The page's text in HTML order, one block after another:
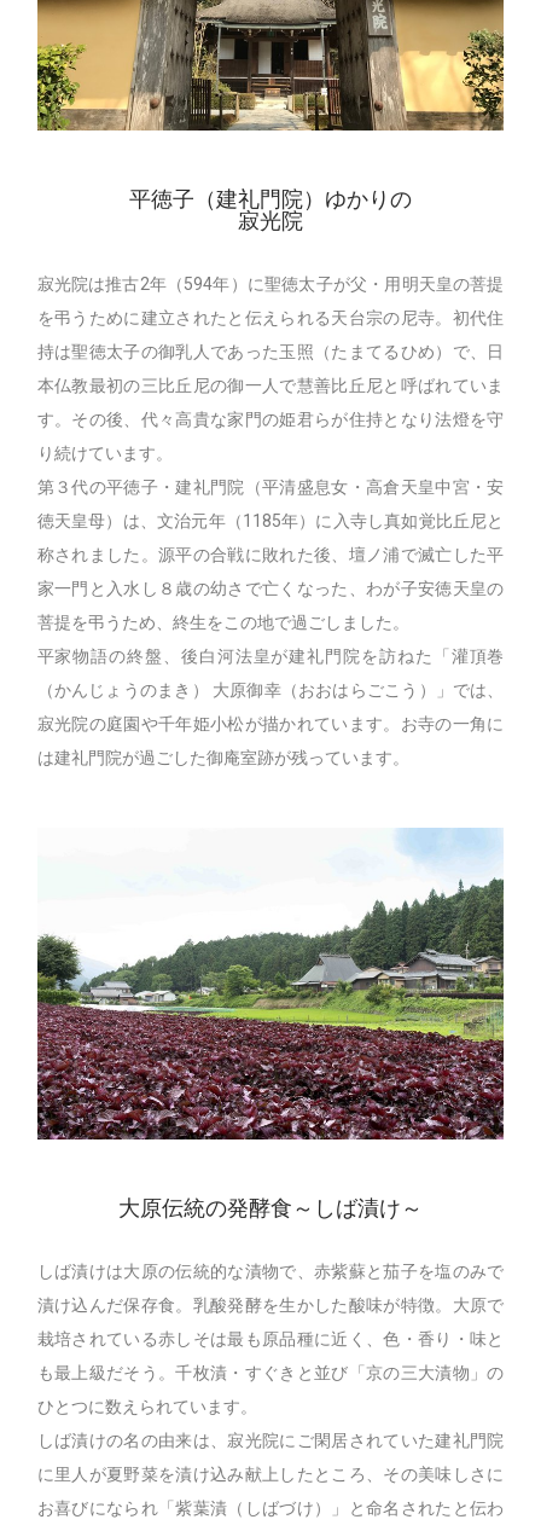
平徳子（建礼門院）ゆかりの
寂光院
寂光院は推古2年（594年）に聖徳太子が父・用明天皇の菩提
を弔うために建立されたと伝えられる天台宗の尼寺。初代住
持は聖徳太子の御乳人であった玉照（たまてるひめ）で、日
本仏教最初の三比丘尼の御一人で慧善比丘尼と呼ばれていま
す。その後、代々高貴な家門の姫君らが住持となり法燈を守
り続けています。
第３代の平徳子・建礼門院（平清盛息女・高倉天皇中宮・安
徳天皇母）は、文治元年（1185年）に入寺し真如覚比丘尼と
称されました。源平の合戦に敗れた後、壇ノ浦で滅亡した平
家一門と入水し８歳の幼さで亡くなった、わが子安徳天皇の
菩提を弔うため、終生をこの地で過ごしました。
平家物語の終盤、後白河法皇が建礼門院を訪ねた「灌頂巻
（かんじょうのまき） 大原御幸（おおはらごこう）」では、
寂光院の庭園や千年姫小松が描かれています。お寺の一角に
は建礼門院が過ごした御庵室跡が残っています。
大原伝統の発酵食～しば漬け～
しば漬けは大原の伝統的な漬物で、赤紫蘇と茄子を塩のみで
漬け込んだ保存食。乳酸発酵を生かした酸味が特徴。大原で
栽培されている赤しそは最も原品種に近く、色・香り・味と
も最上級だそう。千枚漬・すぐきと並び「京の三大漬物」の
ひとつに数えられています。
しば漬けの名の由来は、寂光院にご閑居されていた建礼門院
に里人が夏野菜を漬け込み献上したところ、その美味しさに
お喜びになられ「紫葉漬（しばづけ）」と命名されたと伝わ